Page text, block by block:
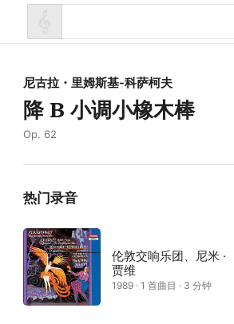
尼古拉・里姆斯基-科萨柯夫
降 B 小调小橡木棒
Op. 62
热门录音
伦敦交响乐团、尼米 ·
贾维
1989 · 1 首曲目 · 3 分钟